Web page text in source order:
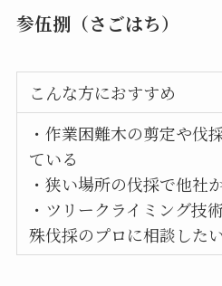
参伍捌（さごはち）
こんな方におすすめ
・作業困難木の剪定や伐
ている
・狭い場所の伐採で他社
・ツリークライミング技
殊伐採のプロに相談した